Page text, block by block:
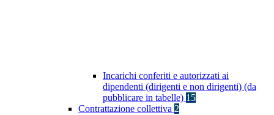
Incarichi conferiti e autorizzati ai
dipendenti (dirigenti e non dirigenti) (da
pubblicare in tabelle) 15
Contrattazione collettiva 2